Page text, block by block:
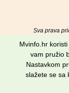
Sva prava
Mvinfo.hr koristi
vam pružio
Nastavkom
slažete se sa